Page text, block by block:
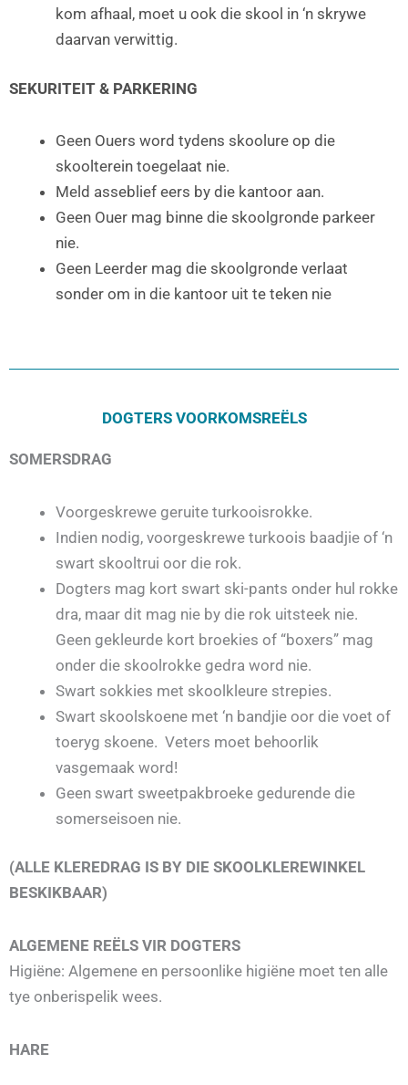
kom afhaal, moet u ook die skool in ‘n skrywe
daarvan verwittig.
SEKURITEIT & PARKERING
Geen Ouers word tydens skoolure op die
skoolterein toegelaat nie.
Meld asseblief eers by die kantoor aan.
Geen Ouer mag binne die skoolgronde parkeer
nie.
Geen Leerder mag die skoolgronde verlaat
sonder om in die kantoor uit te teken nie
DOGTERS VOORKOMSREËLS
SOMERSDRAG
Voorgeskrewe geruite turkooisrokke.
Indien nodig, voorgeskrewe turkoois baadjie of ‘n
swart skooltrui oor die rok.
Dogters mag kort swart ski-pants onder hul rokke
dra, maar dit mag nie by die rok uitsteek nie.
Geen gekleurde kort broekies of “boxers” mag
onder die skoolrokke gedra word nie.
Swart sokkies met skoolkleure strepies.
Swart skoolskoene met ‘n bandjie oor die voet of
toeryg skoene. Veters moet behoorlik
vasgemaak word!
Geen swart sweetpakbroeke gedurende die
somerseisoen nie.
(ALLE KLEREDRAG IS BY DIE SKOOLKLEREWINKEL
BESKIKBAAR)
ALGEMENE REËLS VIR DOGTERS
Higiëne: Algemene en persoonlike higiëne moet ten alle
tye onberispelik wees.
HARE